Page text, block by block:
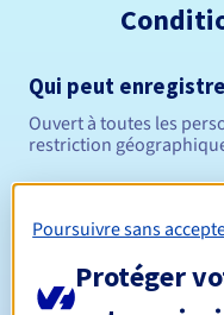
Qui peut
Ouvert à toutes les
restriction
Durée de réservation
Poursuivre sans
Protéger